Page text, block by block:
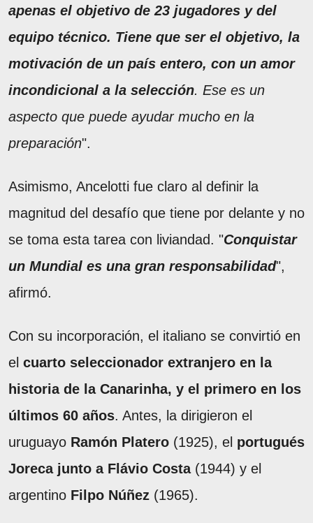
apenas el objetivo de 23 jugadores y del
equipo técnico. Tiene que ser el objetivo, la
motivación de un país entero, con un amor
incondicional a la selección. Ese es un
aspecto que puede ayudar mucho en la
preparación".
Asimismo, Ancelotti fue claro al definir la
magnitud del desafío que tiene por delante y no
se toma esta tarea con liviandad. "Conquistar
un Mundial es una gran responsabilidad",
afirmó.
Con su incorporación, el italiano se convirtió en
el cuarto seleccionador extranjero en la
historia de la Canarinha, y el primero en los
últimos 60 años. Antes, la dirigieron el
uruguayo Ramón Platero (1925), el portugués
Joreca junto a Flávio Costa(1944) y el
argentino Filpo Núñez (1965).